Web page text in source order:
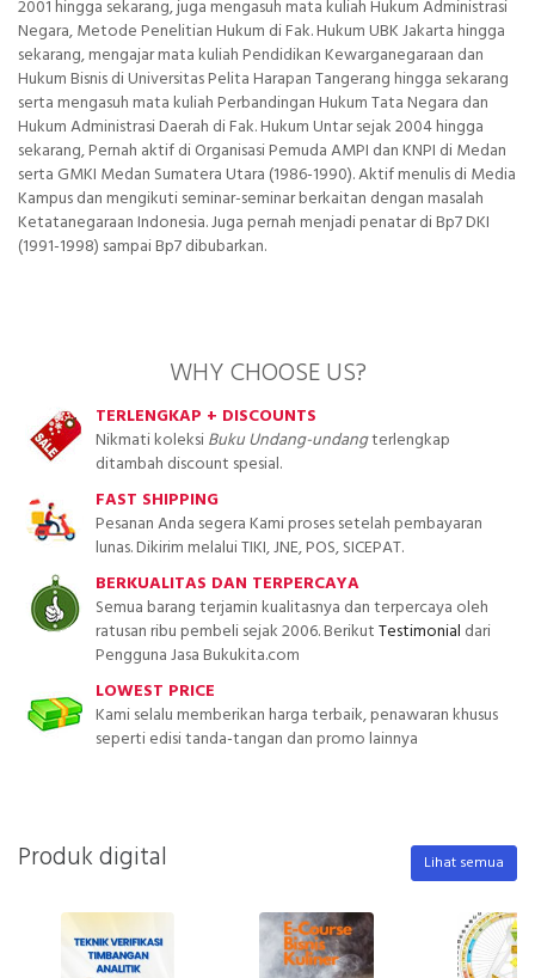
2001 hingga sekarang, juga mengasuh mata kuliah Hukum Administrasi
Negara, Metode Penelitian Hukum di Fak. Hukum UBK Jakarta hingga
sekarang, mengajar mata kuliah Pendidikan Kewarganegaraan dan
Hukum Bisnis di Universitas Pelita Harapan Tangerang hingga sekarang
serta mengasuh mata kuliah Perbandingan Hukum Tata Negara dan
Hukum Administrasi Daerah di Fak. Hukum Untar sejak 2004 hingga
sekarang, Pernah aktif di Organisasi Pemuda AMPI dan KNPI di Medan
serta GMKI Medan Sumatera Utara (1986-1990). Aktif menulis di Media
Kampus dan mengikuti seminar-seminar berkaitan dengan masalah
Ketatanegaraan Indonesia. Juga pernah menjadi penatar di Bp7 DKI
(1991-1998) sampai Bp7 dibubarkan.
WHY CHOOSE US?
TERLENGKAP + DISCOUNTS
Nikmati koleksiBuku Undang-undangterlengkap
ditambah discount spesial.
FAST SHIPPING
Pesanan Anda segera Kami proses setelah pembayaran
lunas. Dikirim melalui TIKI, JNE, POS, SICEPAT.
BERKUALITAS DAN TERPERCAYA
Semua barang terjamin kualitasnya dan terpercaya oleh
ratusan ribu pembeli sejak 2006. BerikutTestimonial dari
Pengguna Jasa Bukukita.com
LOWEST PRICE
Kami selalu memberikan harga terbaik, penawaran khusus
seperti edisi tanda-tangan dan promo lainnya
Produk digital Lihat semua